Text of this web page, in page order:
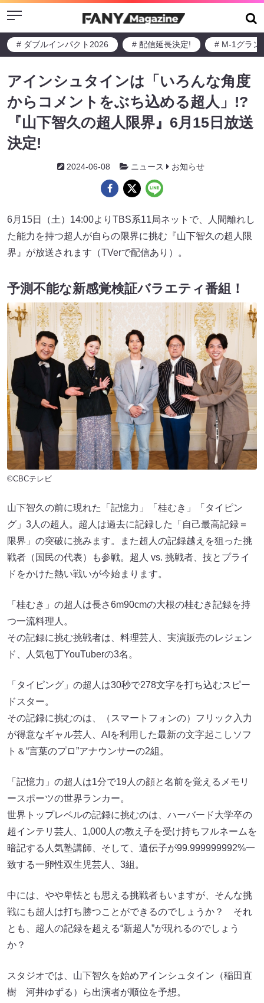
Menu
# ダブルインパクト2026 # 配信延長決定! # M-1グラン
アインシュタインは「いろんな角度
からコメントをぶち込める超人」!?
『山下智久の超人限界』6月15日放送
決定!
2024-06-08 ニュース お知らせ
6月15日（土）14:00よりTBS系11局ネットで、人間離れし
た能力を持つ超人が自らの限界に挑む『山下智久の超人限
界』が放送されます（TVerで配信あり）。
予測不能な新感覚検証バラエティ番組！
©CBCテレビ
山下智久の前に現れた「記憶力」「桂むき」「タイピン
グ」3人の超人。超人は過去に記録した「自己最高記録＝
限界」の突破に挑みます。また超人の記録越えを狙った挑
戦者（国民の代表）も参戦。超人 vs. 挑戦者、技とプライ
ドをかけた熱い戦いが今始まります。
「桂むき」の超人は長さ6m90cmの大根の桂むき記録を持
つ一流料理人。
その記録に挑む挑戦者は、料理芸人、実演販売のレジェン
ド、人気包丁YouTuberの3名。
「タイピング」の超人は30秒で278文字を打ち込むスピー
ドスター。
その記録に挑むのは、（スマートフォンの）フリック入力
が得意なギャル芸人、AIを利用した最新の文字起こしソフ
ト＆“言葉のプロ”アナウンサーの2組。
「記憶力」の超人は1分で19人の顔と名前を覚えるメモリ
ースポーツの世界ランカー。
世界トップレベルの記録に挑むのは、ハーバード大学卒の
超インテリ芸人、1,000人の教え子を受け持ちフルネームを
暗記する人気塾講師、そして、遺伝子が99.999999992%一
致する一卵性双生児芸人、3組。
中には、やや卑怯とも思える挑戦者もいますが、そんな挑
戦にも超人は打ち勝つことができるのでしょうか？ それ
とも、超人の記録を超える“新超人”が現れるのでしょう
か？
スタジオでは、山下智久を始めアインシュタイン（稲田直
樹 河井ゆずる）ら出演者が順位を予想。